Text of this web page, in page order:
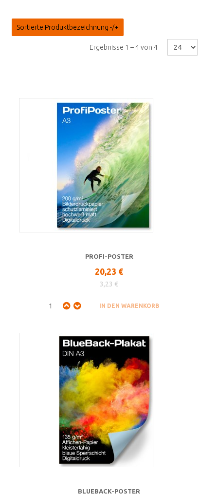
Sortierte Produktbezeichnung -/+
Ergebnisse 1 – 4 von 4
PROFI-POSTER
20,23 €
3,23 €
BLUEBACK-POSTER